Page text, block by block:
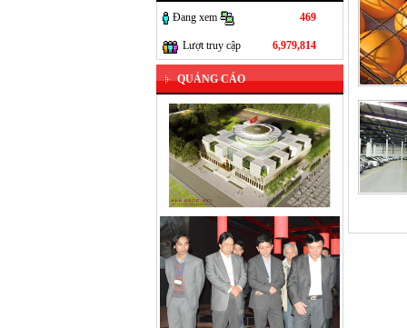
469
Đang xem
6,979,814
Lượt truy cập
QUẢNG CÁO